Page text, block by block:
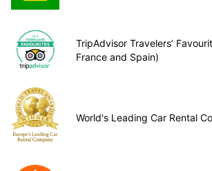
TripAdvisor Travelers’
France and Spain)
World's Leading Car Rental